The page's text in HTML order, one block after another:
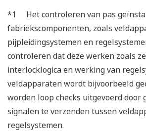
*1 Het controleren van pas
fabriekscomponenten, zoals
pijpleidingsystemen en
controleren dat deze werken zoals
interlocklogica en werking van
veldapparaten wordt bijvoorbeeld
worden loop checks uitgevoerd door
signalen te verzenden tussen
regelsystemen.